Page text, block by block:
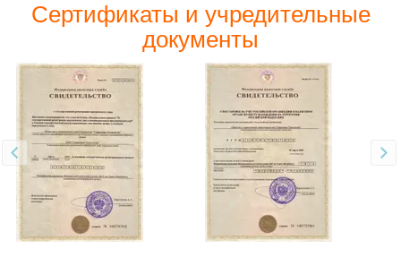
Сертификаты и учредительные
документы